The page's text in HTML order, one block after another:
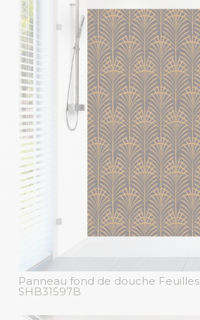
Panneau fond de douche
SHB31597B